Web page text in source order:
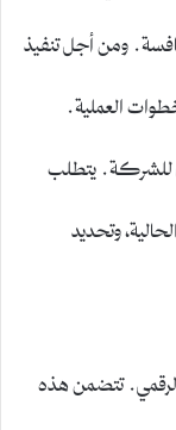
ومن أجل تنفيذ
العملية.
للشركة. يتطلب
وتحديد
تتضمن هذه